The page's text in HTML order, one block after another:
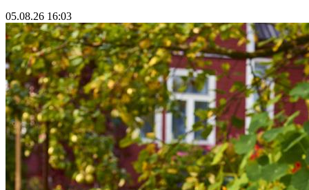
05.08.26 16:03